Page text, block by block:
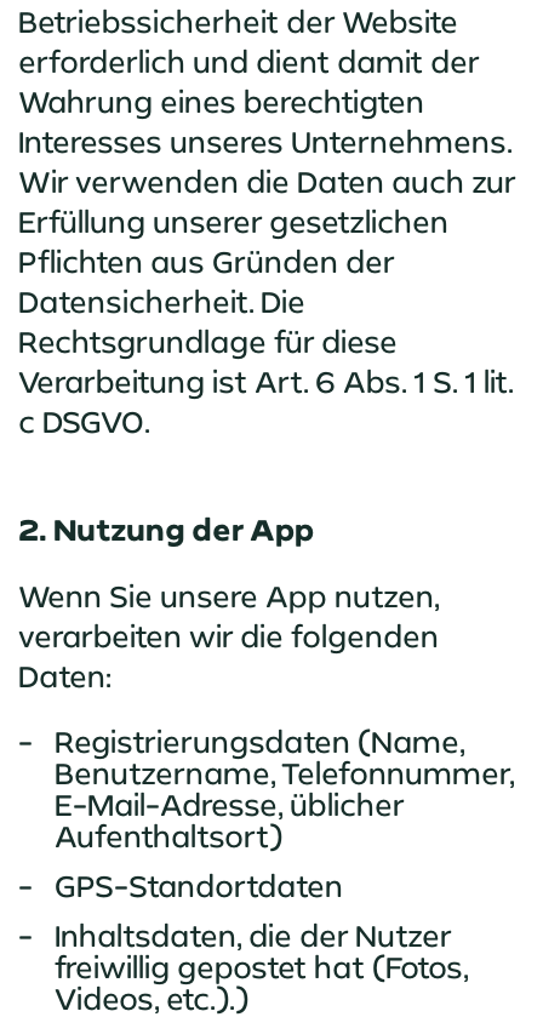
Betriebssicherheit der Website
erforderlich und dient damit der
Wahrung eines berechtigten
Interesses unseres Unternehmens.
Wir verwenden die Daten auch zur
Erfüllung unserer gesetzlichen
Pflichten aus Gründen der
Datensicherheit. Die
Rechtsgrundlage für diese
Verarbeitung ist Art. 6 Abs. 1 S. 1 lit.
c DSGVO.
2. Nutzung der App
Wenn Sie unsere App nutzen,
verarbeiten wir die folgenden
Daten:
Registrierungsdaten (Name,
Benutzername, Telefonnummer,
E-Mail-Adresse, üblicher
Aufenthaltsort)
GPS-Standortdaten
Inhaltsdaten, die der Nutzer
freiwillig gepostet hat (Fotos,
Videos, etc.).)